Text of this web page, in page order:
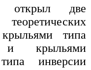
две
типа
и крыльями
инверсии